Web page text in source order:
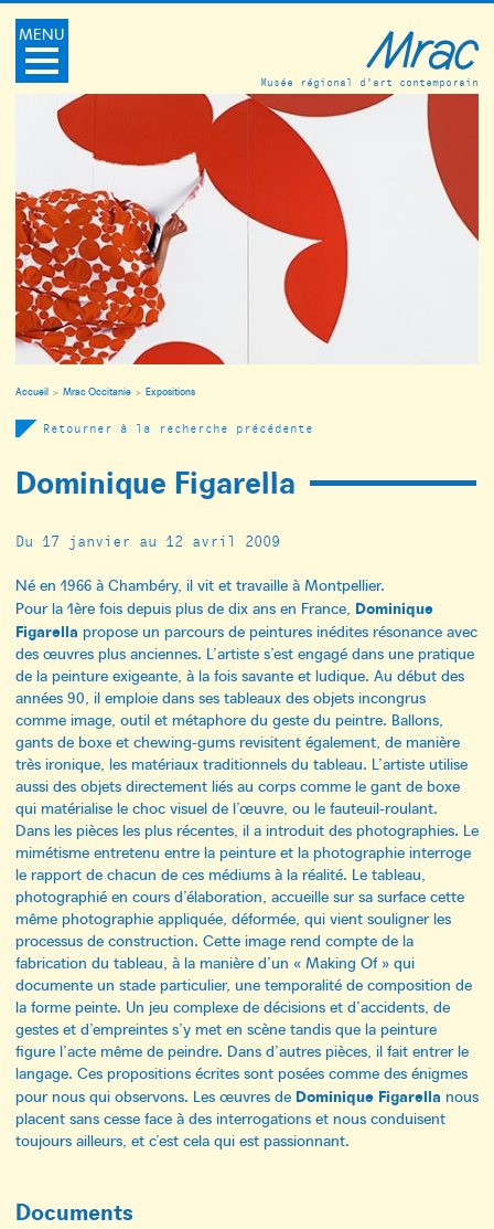
MENU
Musée régional d’art contemporain
Accueil Mrac Occitanie Expositions
Retourner à la recherche précédente
Dominique Figarella
Du 17 janvier au 12 avril 2009
Né en 1966 à Chambéry, il vit et travaille à Montpellier.
Pour la 1ère fois depuis plus de dix ans en France, Dominique
Figarella propose un parcours de peintures inédites résonance avec
des œuvres plus anciennes. L’artiste s’est engagé dans une pratique
de la peinture exigeante, à la fois savante et ludique. Au début des
années 90, il emploie dans ses tableaux des objets incongrus
comme image, outil et métaphore du geste du peintre. Ballons,
gants de boxe et chewing-gums revisitent également, de manière
très ironique, les matériaux traditionnels du tableau. L’artiste utilise
aussi des objets directement liés au corps comme le gant de boxe
qui matérialise le choc visuel de l’œuvre, ou le fauteuil-roulant.
Dans les pièces les plus récentes, il a introduit des photographies. Le
mimétisme entretenu entre la peinture et la photographie interroge
le rapport de chacun de ces médiums à la réalité. Le tableau,
photographié en cours d’élaboration, accueille sur sa surface cette
même photographie appliquée, déformée, qui vient souligner les
processus de construction. Cette image rend compte de la
fabrication du tableau, à la manière d’un « Making Of » qui
documente un stade particulier, une temporalité de composition de
la forme peinte. Un jeu complexe de décisions et d’accidents, de
gestes et d’empreintes s’y met en scène tandis que la peinture
figure l’acte même de peindre. Dans d’autres pièces, il fait entrer le
langage. Ces propositions écrites sont posées comme des énigmes
pour nous qui observons. Les œuvres de Dominique Figarella nous
placent sans cesse face à des interrogations et nous conduisent
toujours ailleurs, et c’est cela qui est passionnant.
Documents